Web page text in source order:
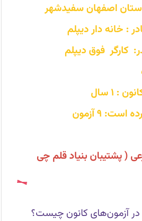
اصفهان سفیدشهر
: خانه دار دیپلم
کارگر فوق دیپلم
1 سال
9 آزمون
( پشتیبان بنیاد قلم چی
آزمون‌های کانون چیست؟